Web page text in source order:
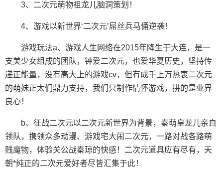
3、二次元萌物祖龙儿脑洞策划！
4、游戏以新世界‘二次元’屌丝兵马俑逆袭！
游戏玩法a、游戏人生网络在2015年降生于大连，是一
支美少女组成的团队，钟爱二次元，也爱华夏历史，坚持传
递正能量，没有高大上的游戏cv，但有成千上万热衷二次元
的萌妹正太们鼎力支持，我们只制作情怀游戏，拼的是业界
良心！
b、征战二次元以二次元新世界为背景，秦萌皇龙儿亲自
领队，携领众多动漫、游戏宅大闹二次元，一路对战各路萌
贱魔物，体验关公战秦琼的快感！二次元道具应有尽有，天
朝*纯正的二次元爱好者尽皆汇集于此！